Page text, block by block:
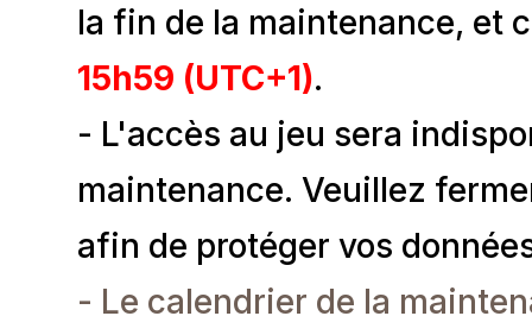
la fin de la maintenance, et
15h59 (UTC+1).
- L'accès au jeu sera
maintenance. Veuillez
afin de protéger vos
- Le calendrier de la